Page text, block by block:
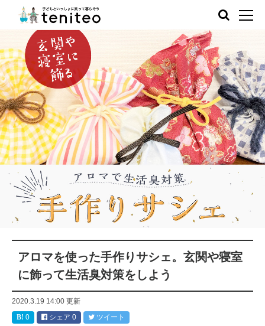
アロマを使った手作りサシェ。玄関や寝室
に飾って生活臭対策をしよう
2020.3.19 14:00 更新
0
シェア 0 ツイート